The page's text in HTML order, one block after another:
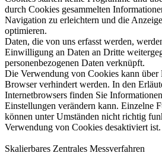
durch Cookies gesammelten
Navigation zu erleichtern und die
optimieren.
Daten, die von uns erfasst werden,
Einwilligung an Daten an Dritte
personenbezogenen Daten verknüpft.
Die Verwendung von Cookies kann über
Browser verhindert werden. In den
Internetbrowsers finden Sie
Einstellungen verändern kann. Einzelne
können unter Umständen nicht richtig
Verwendung von Cookies desaktiviert ist.
Skalierbares Zentrales Messverfahren